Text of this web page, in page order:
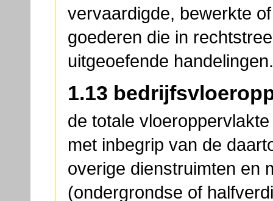
vervaardigde, bewerkte
goederen die in
uitgeoefende handelingen.
1.13
de totale
met inbegrip van de
overige dienstruimten en
(ondergrondse of